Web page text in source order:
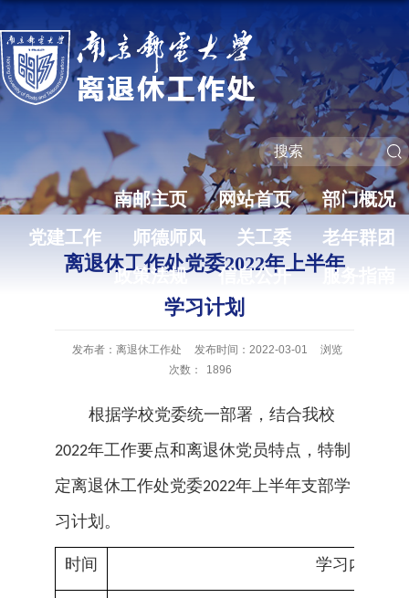
南邮主页 网站首页
部门概况
党建工作
师德师风 关工委
老年群团
政策法规
信息公开 服务指南
离退休工作处党委2022年上半年
学习计划
发布者：离退休工作处 发布时间：2022-03-01
浏览
次数：
1896
根据学校党委统一部署，结合我校
2022年工作要点和离退休党员特点 ，特制
定离退休工作处党委2022年上半年支部学
习计划 。
时间 学习内容